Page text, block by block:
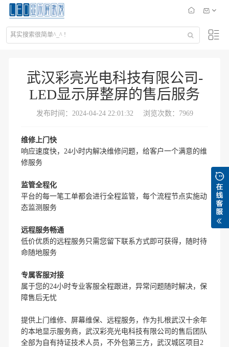
武汉彩亮光电科技有限公司-
LED显示屏整屏的售后服务
发布时间：2024-04-24 22:01:32 浏览次数：7969
维修上门快
响应速度快，24小时内解决维修问题，给客户一个满意的维
修服务
监管全程化
平台的每一笔工单都会进行全程监管，每个流程节点实施动
态监测服务
远程服务畅通
低价优质的远程服务只需您留下联系方式即可获得，随时待
命随地服务
专属客服对接
属于您的24小时专业客服全程跟进，异常问题随时解决，保
障售后无忧
提供上门维修、屏幕维保、远程服务，作为扎根武汉十余年
的本地显示服务商，武汉彩亮光电科技有限公司的售后团队
全部为自有持证技术人员，不外包第三方，武汉城区项目2